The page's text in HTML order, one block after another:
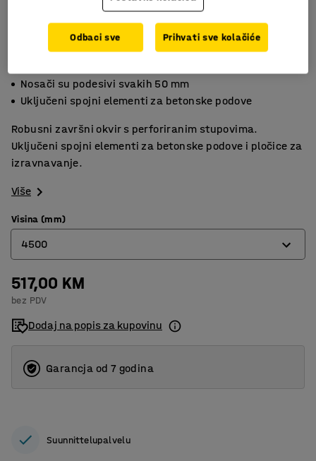
Nosači su podesivi svakih 50 mm
Uključeni spojni elementi za betonske podove
Robusni završni okvir s perforiranim stupovima.
Uključeni spojni elementi za betonske podove i pločice za
izravnavanje.
Više
Visina (mm)
4500
4500
5000
5500
6000
517,00 KM
bez PDV
Dodaj na popis za kupovinu
Garancja od 7 godina
Suunnittelupalvelu
Odbaci sve Prihvati sve kolačiće